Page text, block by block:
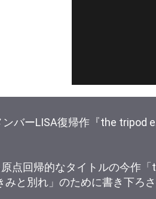
バーLISA復帰作『the tripod
点回帰的なタイトルの今作「
と別れ」のために書き下ろ